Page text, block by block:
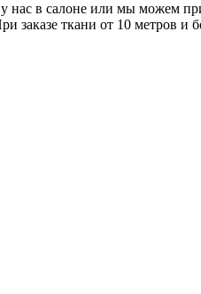
нас в салоне или мы можем
заказе ткани от 10 метров